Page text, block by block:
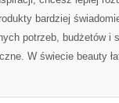
bardziej
potrzeb, budżetów i
W świecie beauty